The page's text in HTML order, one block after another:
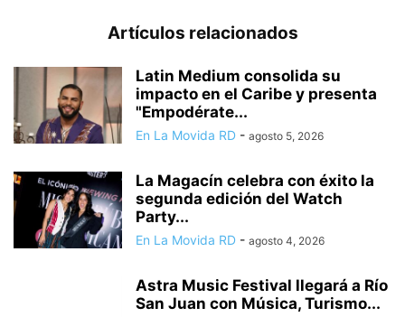
Artículos relacionados
Latin Medium consolida su
impacto en el Caribe y presenta
"Empodérate...
En La Movida RD - agosto 5, 2026
La Magacín celebra con éxito la
segunda edición del Watch
Party...
En La Movida RD - agosto 4, 2026
Astra Music Festival llegará a Río
San Juan con Música, Turismo...